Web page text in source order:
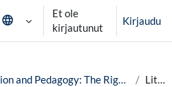
hakusyöttöä
Et ole
kirjautunut
Kirjaudu
Finnish Early Education and Pedagogy: The Right to Play, Learn and Participate, year 25-26 Literature